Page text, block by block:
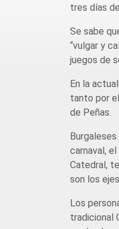
tres días
Se sabe
“vulgar y
juegos de
En la
tanto por
de Peñas.
carnaval,
Catedral,
son los
Los
tradicional